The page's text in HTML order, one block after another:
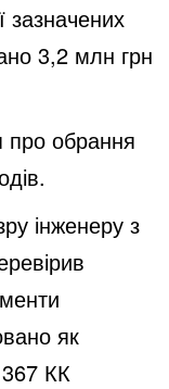
зазначених
3,2 млн грн
про обрання
інженеру з
як
КК